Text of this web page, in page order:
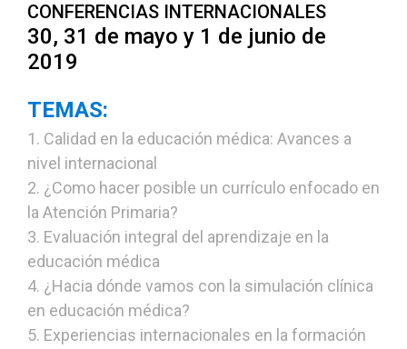
CONFERENCIAS INTERNACIONALES
30, 31 de mayo y 1 de junio de
2019
TEMAS:
1. Calidad en la educación médica: Avances a
nivel internacional
2. ¿Como hacer posible un currículo enfocado en
la Atención Primaria?
3. Evaluación integral del aprendizaje en la
educación médica
4. ¿Hacia dónde vamos con la simulación clínica
en educación médica?
5. Experiencias internacionales en la formación